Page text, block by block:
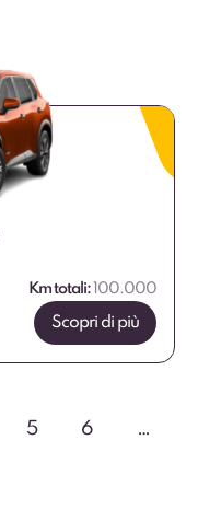
Km totali: 100.000
Scopri di più
5 6 …